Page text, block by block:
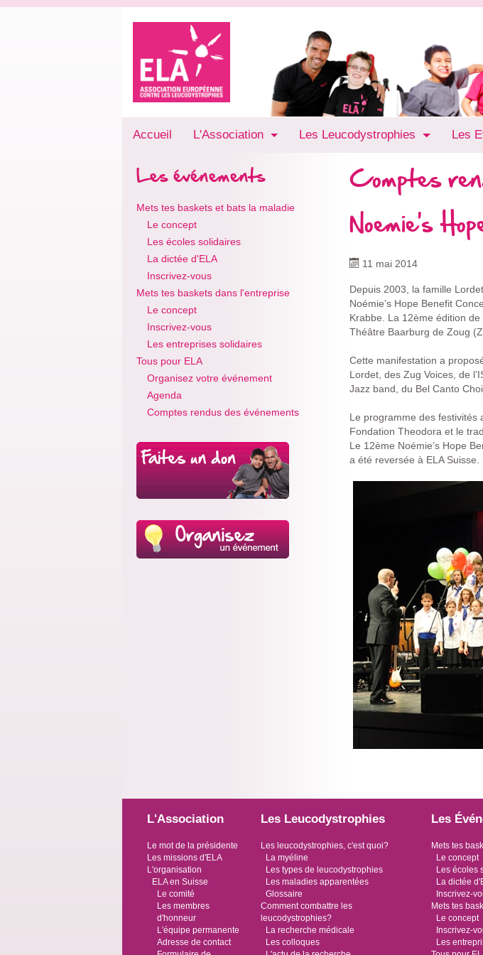
Accueil L'Association Les Leucodystrophies Les
Les événements
Mets tes baskets et bats la maladie
Le concept
Les écoles solidaires
La dictée d'ELA
Inscrivez-vous
Mets tes baskets dans l'entreprise
Le concept
Inscrivez-vous
Les entreprises solidaires
Tous pour ELA
Organisez votre événement
Agenda
Comptes rendus des événements
Comptes
Noemie's
11 mai 2014
Depuis 2003, la famille
Noémie’s Hope Benefit
Krabbe. La 12ème édition
Théâtre Baarburg de Zoug
Cette manifestation a
Lordet, des Zug Voices, de
Jazz band, du Bel Canto
Le programme des festivités
Fondation Theodora et le
Le 12ème Noémie’s Hope
a été reversée à ELA Suisse.
L'Association
Le mot de la présidente
Les missions d'ELA
L'organisation
ELA en Suisse
Le comité
Les membres
d'honneur
L'équipe permanente
Adresse de contact
Les Leucodystrophies
Les leucodystrophies, c'est quoi?
La myéline
Les types de leucodystrophies
Les maladies apparentées
Glossaire
Comment combattre les
leucodystrophies?
La recherche médicale
Les colloques
Les
Mets tes
Le concept
Les écoles
La dictée
Inscrivez-
Mets tes
Le concept
Inscrivez-
Les